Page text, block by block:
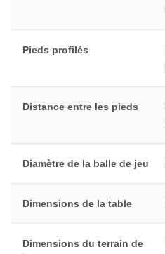
Pieds profilés
Distance entre les pieds
Diamètre de la balle de jeu
Dimensions de la table
Dimensions du terrain de